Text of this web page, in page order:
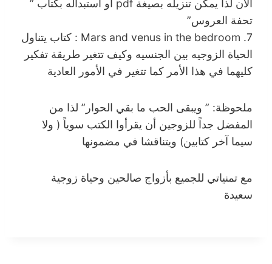
الآن لذا يمكن تنزيله بصيغة pdf أو استبداله بكتاب ”
تحفة العروس”
7. Mars and venus in the bedroom : كتاب يتناول
الحياة الزوجيه بين الجنسيه وكيف تتغير طريقة تفكير
كليهما في هذا الأمر كما تتغير في الأمور العادية
ملحوظة: ” ويبقى الحب ما بقي الحوار” لذا من
المفضل جداً للزوجين أن يقرأوا الكتب سوياً ( ولا
سيما آخر كتابين) ويتناقشا في مضمونها
مع تمنياتي للجميع بأزواج صالحين وحياة زوجية
سعيدة